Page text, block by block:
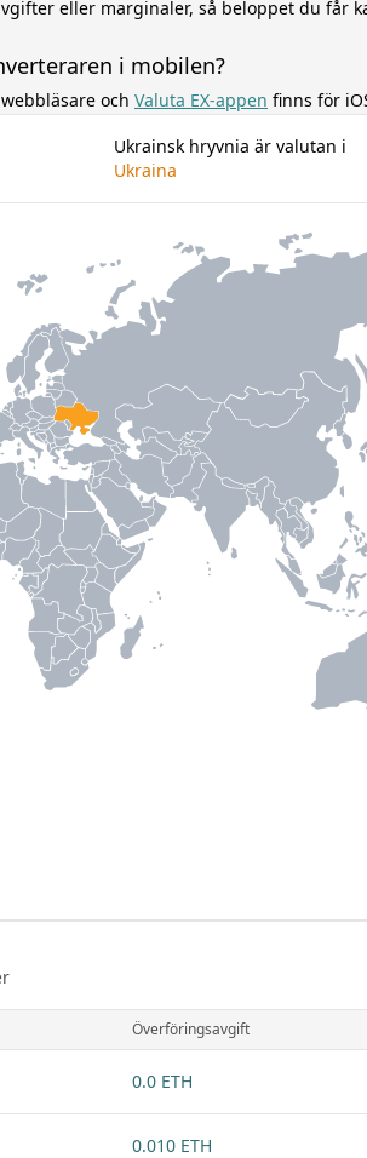
eller marginaler, så beloppet du får
i mobilen?
och Valuta EX-appen finns för
Ukrainsk hryvnia är valutan i
Ukraina
Överföringsavgift
0.0 ETH
0.010 ETH